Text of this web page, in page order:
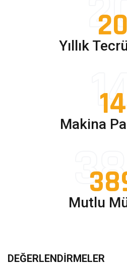
20
Yıllık
14
14
Makina
Mutlu
DEĞERLENDIRMELER